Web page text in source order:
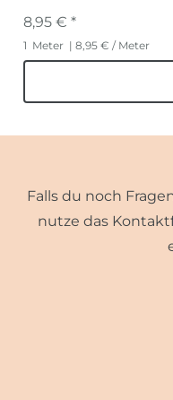
8,95 € *
1 Meter | 8,95 € / Meter
Falls du noch
nutze das